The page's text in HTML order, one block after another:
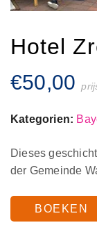
Hotel
€50,00
Kategorien:
Dieses
der Gemeinde
BOEKEN